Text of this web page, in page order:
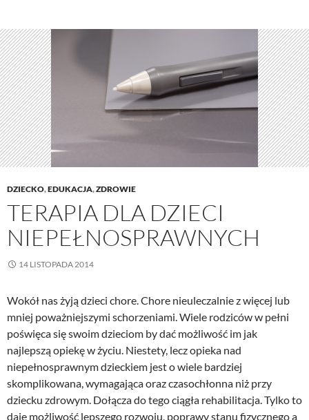
DZIECKO,EDUKACJA,ZDROWIE
TERAPIA DLA DZIECI
NIEPEŁNOSPRAWNYCH
14 LISTOPADA 2014
Wokół nas żyją dzieci chore. Chore nieuleczalnie z więcej lub
mniej poważniejszymi schorzeniami. Wiele rodziców w pełni
poświęca się swoim dzieciom by dać możliwość im jak
najlepszą opiekę w życiu. Niestety, lecz opieka nad
niepełnosprawnym dzieckiem jest o wiele bardziej
skomplikowana, wymagająca oraz czasochłonna niż przy
dziecku zdrowym. Dołącza do tego ciągła rehabilitacja. Tylko to
daje możliwość lepszego rozwoju, poprawy stanu fizycznego a